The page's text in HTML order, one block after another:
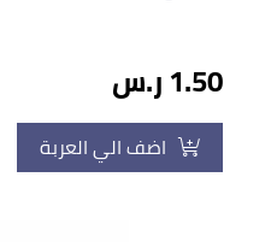
1.50 ر.س
اضف الي العربة